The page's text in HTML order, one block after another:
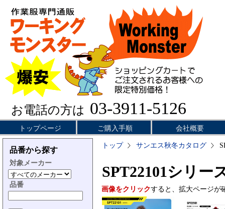
お電話の方は 03-3911-5126
トップページ ご購入手順 会社概要
品番から探す
対象メーカー
品番
トップ サンエス秋冬カタログ
SPT22101シリー
画像をクリックすると、拡大ページが